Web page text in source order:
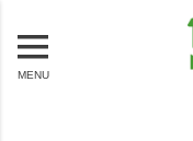
MENU